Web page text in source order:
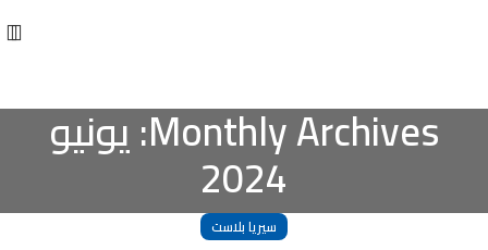
Monthly Archives: يونيو
2024
سيريا بلاست